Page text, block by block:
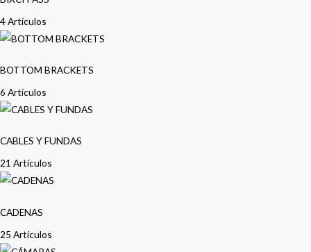
4 Artículos
BOTTOM BRACKETS
6 Artículos
CABLES Y FUNDAS
21 Artículos
CADENAS
25 Artículos